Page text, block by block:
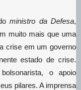
ministro da Defesa,
muito mais que uma
crise em um governo
estado de crise.
o apoio
pilares. A imprensa